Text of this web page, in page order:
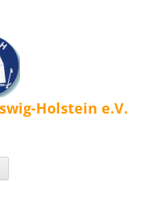
Holstein e.V.